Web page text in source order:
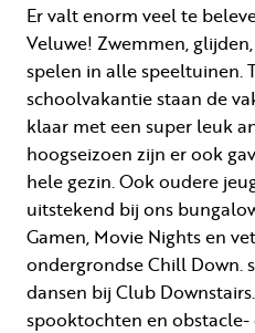
Er valt enorm veel te
Veluwe! Zwemmen,
spelen in alle speeltuinen.
schoolvakantie staan de
klaar met een super leuk
hoogseizoen zijn er ook
hele gezin. Ook oudere
uitstekend bij ons
Gamen, Movie Nights en
ondergrondse Chill Down.
dansen bij Club
spooktochten en